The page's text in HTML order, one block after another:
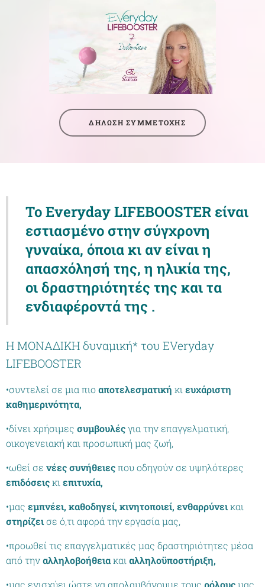
🌷ΔΗΛΩΣΗ ΣΥΜΜΕΤΟΧΗΣ
Το Everyday LIFEBOOSTER είναι
εστιασμένο στην σύγχρονη
γυναίκα, όποια κι αν είναι η
απασχόλησή της, η ηλικία της,
οι δραστηριότητές της και τα
ενδιαφέροντά της .
Η ΜΟΝΑΔΙΚΗ δυναμική* του EVeryday
LIFEBOOSTER
•συντελεί σε μια πιοαποτελεσματική κι ευχάριστη
καθημερινότητα,
•δίνει χρήσιμες συμβουλέςγια την επαγγελματική,
οικογενειακή και προσωπική μας ζωή,
•ωθεί σε νέες συνήθειεςπου οδηγούν σε υψηλότερες
επιδόσειςκι επιτυχία,
•μας εμπνέει, καθοδηγεί, κινητοποιεί, ενθαρρύνεικαι
στηρίζεισε ό,τι αφορά την εργασία μας,
•προωθεί τις επαγγελματικές μας δραστηριότητες μέσα
από τηναλληλοβοήθειακαι αλληλοϋποστήριξη,
•μας ενισχύει ώστε να απολαμβάνουμε τους ρόλουςμας